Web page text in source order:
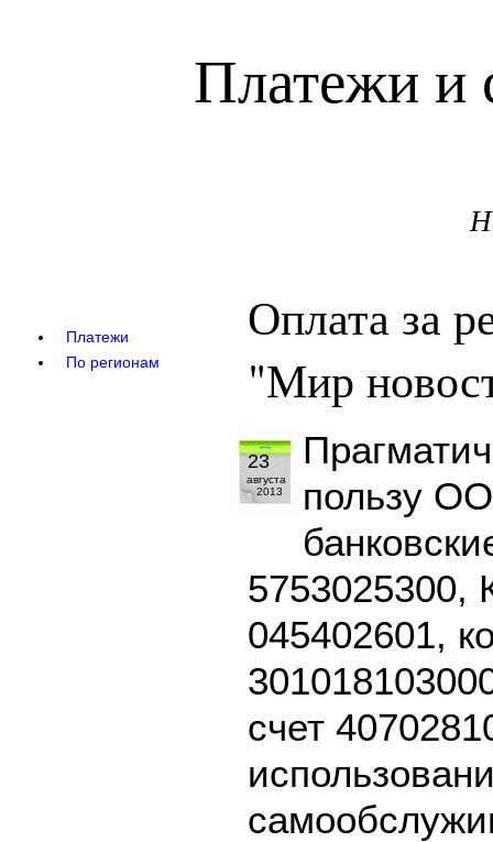
Платежи и
Платежи
По регионам
Оплата за
"Мир
23
августа
2013
пользу
5753025300,
045402601,
счет